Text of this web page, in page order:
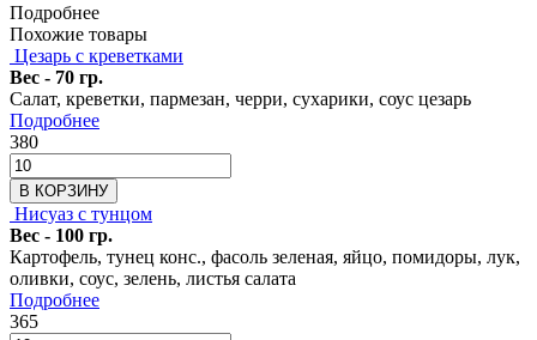
Подробнее
Похожие товары
Цезарь с креветками
Вес - 70 гр.
Салат, креветки, пармезан, черри, сухарики, соус цезарь
Подробнее
380
В КОРЗИНУ
Нисуаз с тунцом
Вес - 100 гр.
Картофель, тунец конс., фасоль зеленая, яйцо, помидоры, лук,
оливки, соус, зелень, листья салата
Подробнее
365